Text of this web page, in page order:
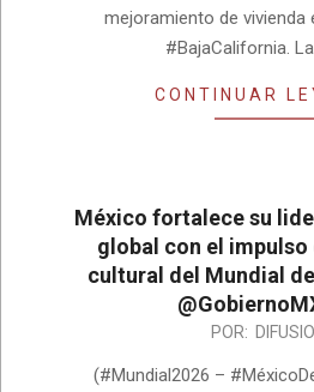
mejoramiento de vivienda
#BajaCalifornia.
CONTINUAR
México fortalece su
global con el
cultural del Mundial
06-
POR:
(#Mundial2026 –